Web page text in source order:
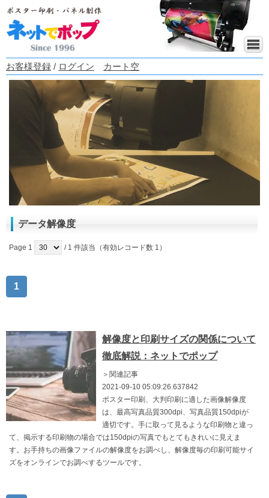
お客様登録 / ログイン カート空
データ解像度
Page 1 / 1 件該当（有効レコード数 1）
1
解像度と印刷サイズの関係について
徹底解説：ネットでポップ
＞関連記事
2021-09-10 05:09:26.637842
ポスター印刷、大判印刷に適した画像解像度
は、最高写真品質300dpi、写真品質150dpiが
適切です。手に取って見るような印刷物と違っ
て、掲示する印刷物の場合では150dpiの写真でもとてもきれいに見えま
す。お手持ちの画像ファイルの解像度をお調べし、解像度毎の印刷可能サイ
ズをオンラインでお調べするツールです。